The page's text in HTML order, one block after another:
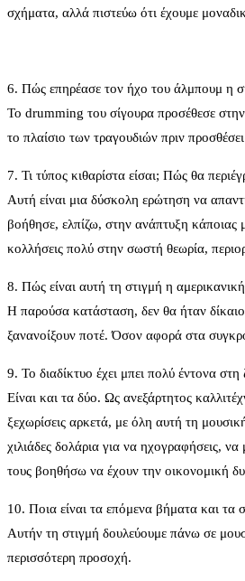
σχήματα, αλλά πιστεύω ότι έχουμε
6. Πώς επηρέασε τον ήχο του άλμπουμ η
Το drumming του σίγουρα προσέθεσε
το πλαίσιο των τραγουδιών πριν
7. Τι τύπος κιθαρίστα είσαι; Πώς θα
Αυτή είναι μια δύσκολη ερώτηση να
βοήθησε, ελπίζω, στην ανάπτυξη
κολλήσεις πολύ στην σωστή θεωρία,
8. Πώς είναι αυτή τη στιγμή η
Η παρούσα κατάσταση, δεν θα ήταν δίκαιο
ξανανοίξουν ποτέ. Όσον αφορά στα
9. Το διαδίκτυο έχει μπει πολύ έντονα
Είναι και τα δύο. Ως ανεξάρτητος
ξεχωρίσεις αρκετά, με όλη αυτή τη
χιλιάδες δολάρια για να ηχογραφήσεις,
τους βοηθήσω να έχουν την οικονομική
10. Ποια είναι τα επόμενα βήματα και τα
Αυτήν τη στιγμή δουλεύουμε πάνω σε
περισσότερη προσοχή.